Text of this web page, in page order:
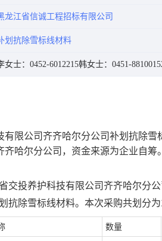
龙江省信诚工程招标有限公司
划抗除雪标线材料
女士：0452-6012215韩女士：0451-
有限公司齐齐哈尔分公司补划抗除雪
齐哈尔分公司，资金来源为企业自筹
交投养护科技有限公司齐齐哈尔分
抗除雪标线材料。本次采购共划分为
数量